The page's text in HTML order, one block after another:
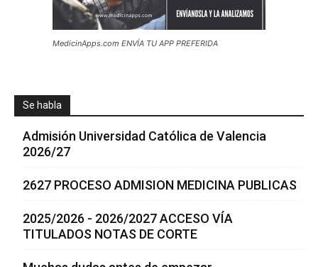
MedicinApps.com ENVÍA TU APP PREFERIDA
Se habla
Admisión Universidad Católica de Valencia
2026/27
2627 PROCESO ADMISION MEDICINA PUBLICAS
2025/2026 - 2026/2027 ACCESO VÍA
TITULADOS NOTAS DE CORTE